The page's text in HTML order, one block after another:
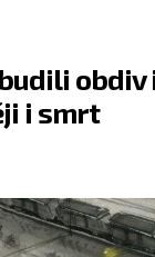
obdiv
i smrt
Flying Revue
Expedice
Pro piloty